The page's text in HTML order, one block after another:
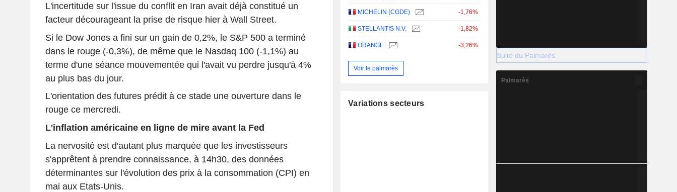
L'incertitude sur l'issue du conflit en Iran avait déjà constitué un
facteur décourageant la prise de risque hier à Wall Street.
Si le Dow Jones a fini sur un gain de 0,2%, le S&P 500 a terminé
dans le rouge (-0,3%), de même que le Nasdaq 100 (-1,1%) au
terme d'une séance mouvementée qui l'avait vu perdre jusqu'à 4%
au plus bas du jour.
L'orientation des futures prédit à ce stade une ouverture dans le
rouge ce mercredi.
L'inflation américaine en ligne de mire avant la Fed
La nervosité est d'autant plus marquée que les investisseurs
s'apprêtent à prendre connaissance, à 14h30, des données
déterminantes sur l'évolution des prix à la consommation (CPI) en
mai aux Etats-Unis.
MICHELIN (CGDE) -1,76%
STELLANTIS N.V. -1,82%
ORANGE -3,26%
Voir le palmarès
Variations secteurs
Suite du Palmarès
Palmarès